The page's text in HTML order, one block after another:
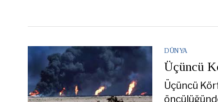
DÜNYA
Üçüncü
Üçüncü